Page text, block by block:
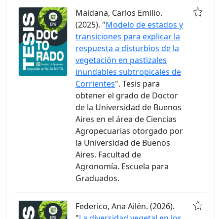
Maidana, Carlos Emilio.
(2025). "Modelo de estados y
transiciones para explicar la
respuesta a disturbios de la
vegetación en pastizales
inundables subtropicales de
Corrientes". Tesis para
obtener el grado de Doctor
de la Universidad de Buenos
Aires en el área de Ciencias
Agropecuarias otorgado por
la Universidad de Buenos
Aires. Facultad de
Agronomía. Escuela para
Graduados.
Federico, Ana Ailén. (2026).